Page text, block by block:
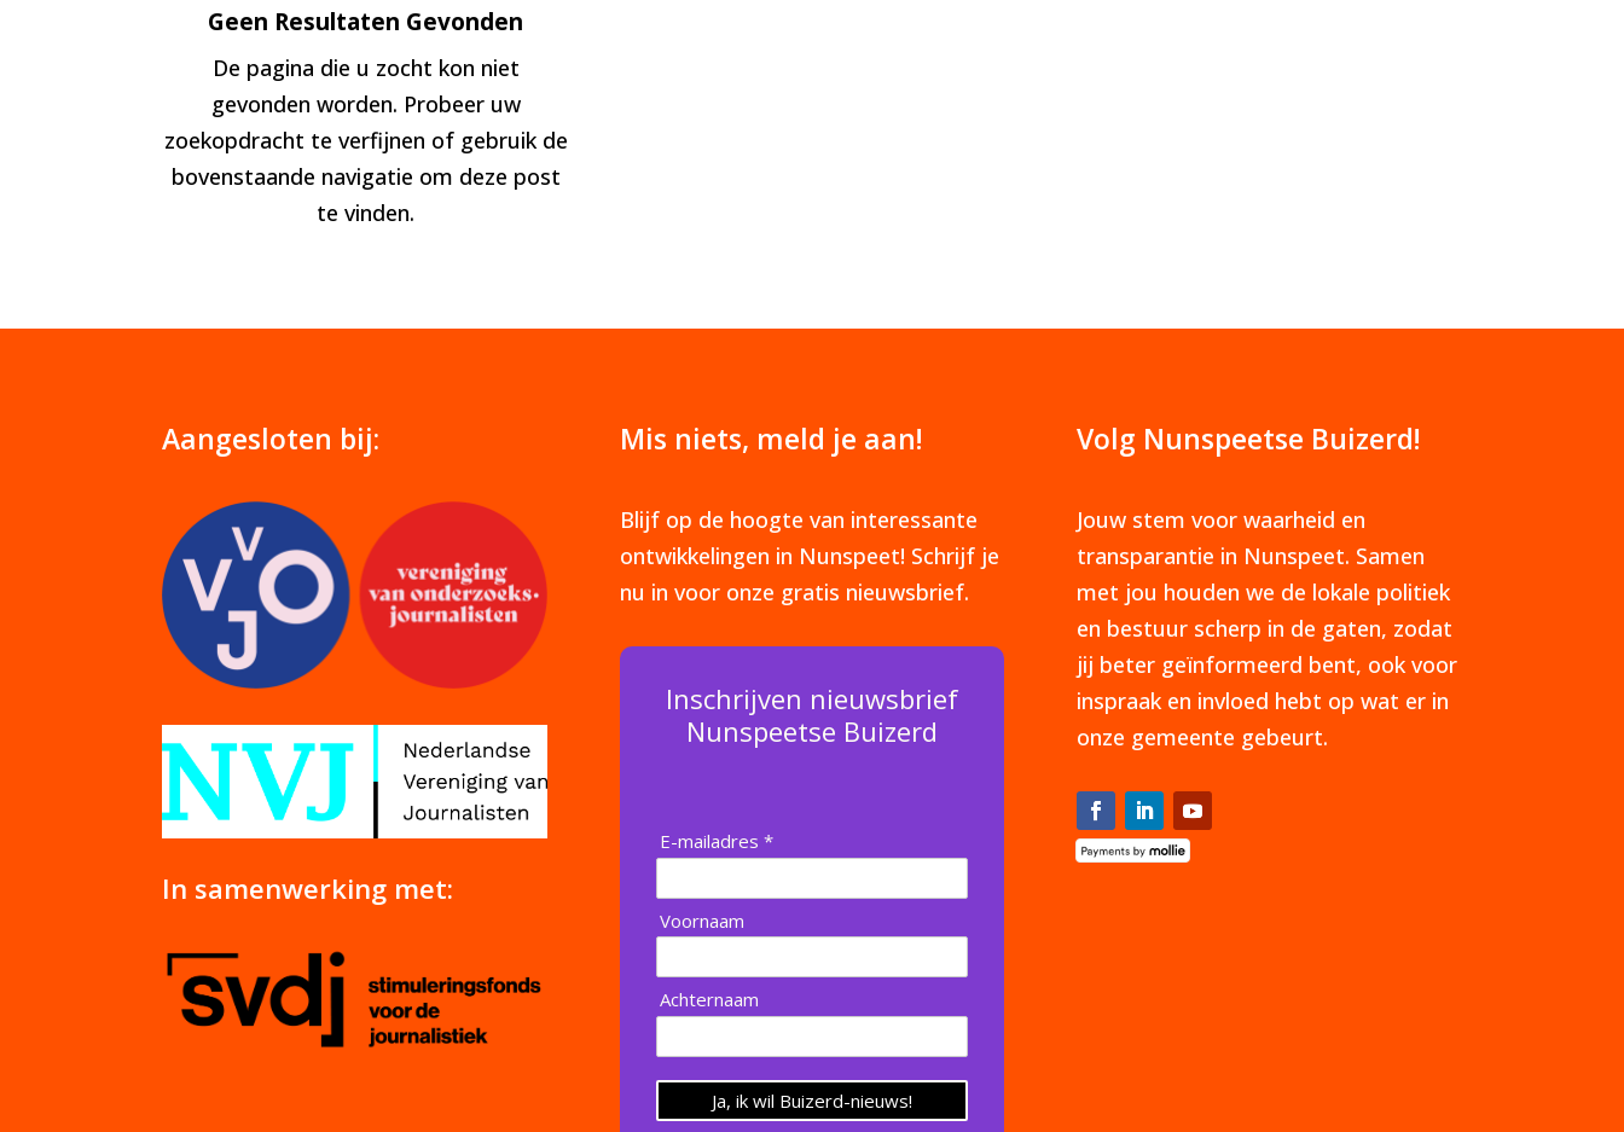
Geen Resultaten Gevonden
De pagina die u zocht kon niet
gevonden worden. Probeer uw
zoekopdracht te verfijnen of gebruik de
bovenstaande navigatie om deze post
te vinden.
Aangesloten bij:
In samenwerking met:
Mis niets, meld je aan!
Blijf op de hoogte van interessante
ontwikkelingen in Nunspeet! Schrijf je
nu in voor onze gratis nieuwsbrief.
Inschrijven nieuwsbrief
Nunspeetse Buizerd
E-mailadres *
Voornaam
Achternaam
Ja, ik wil Buizerd-nieuws!
Volg Nunspeetse Buizerd!
Jouw stem voor waarheid en
transparantie in Nunspeet. Samen
met jou houden we de lokale politiek
en bestuur scherp in de gaten, zodat
jij beter geïnformeerd bent, ook voor
inspraak en invloed hebt op wat er in
onze gemeente gebeurt.